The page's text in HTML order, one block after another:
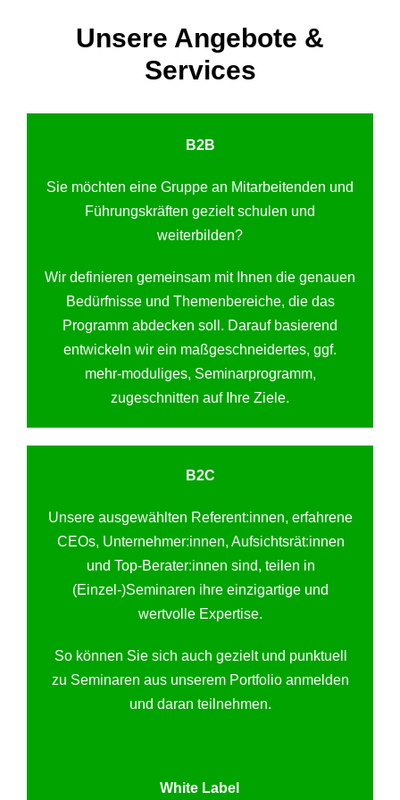
Unsere Angebote &
Services
B2B
Sie möchten eine Gruppe an Mitarbeitenden und
Führungskräften gezielt schulen und
weiterbilden?
Wir definieren gemeinsam mit Ihnen die genauen
Bedürfnisse und Themenbereiche, die das
Programm abdecken soll. Darauf basierend
entwickeln wir ein maßgeschneidertes, ggf.
mehr-moduliges, Seminarprogramm,
zugeschnitten auf Ihre Ziele.
B2C
Unsere ausgewählten Referent:innen, erfahrene
CEOs, Unternehmer:innen, Aufsichtsrät:innen
und Top-Berater:innen sind, teilen in
(Einzel-)Seminaren ihre einzigartige und
wertvolle Expertise.
So können Sie sich auch gezielt und punktuell
zu Seminaren aus unserem Portfolio anmelden
und daran teilnehmen.
White Label